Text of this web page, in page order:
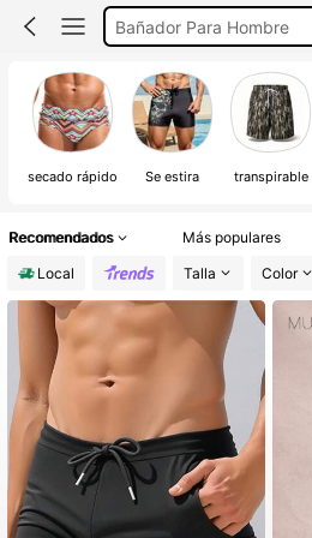
Musero
Traje De Baño Hombre
secado rápido Se estira transpirable
Recomendados Más populares
Local
Talla Color